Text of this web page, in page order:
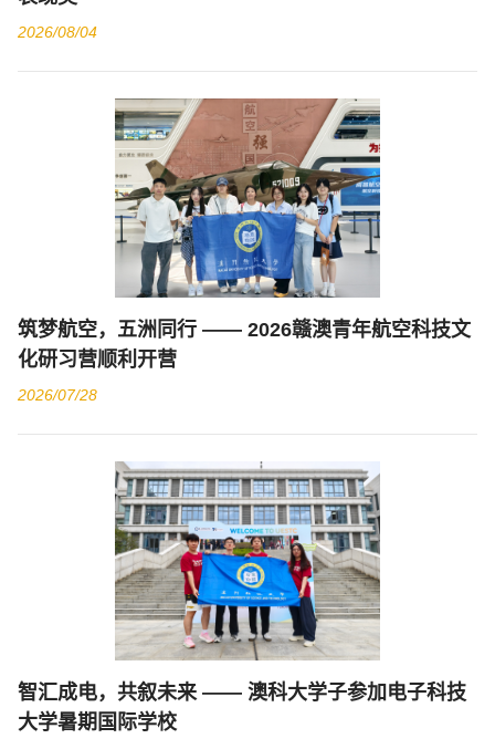
2026/08/04
筑梦航空，五洲同行 —— 2026赣澳青年航空科技文
化研习营顺利开营
2026/07/28
智汇成电，共叙未来 —— 澳科大学子参加电子科技
大学暑期国际学校